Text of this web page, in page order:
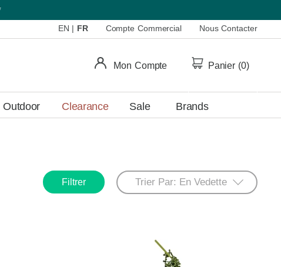
EN | FR Compte Commercial Nous Contacter
Panier (0)
Mon Compte
Outdoor Clearance Sale Brands
Filtrer